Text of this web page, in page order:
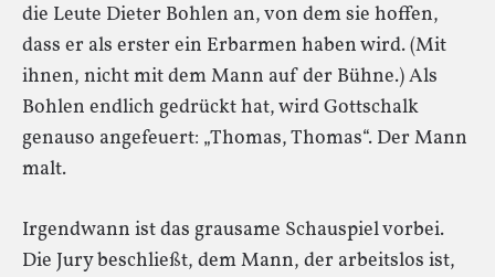
die Leute Dieter Bohlen an, von dem sie hoffen,
dass er als erster ein Erbarmen haben wird. (Mit
ihnen, nicht mit dem Mann auf der Bühne.) Als
Bohlen endlich gedrückt hat, wird Gottschalk
genauso angefeuert: „Thomas, Thomas“. Der Mann
malt.
Irgendwann ist das grausame Schauspiel vorbei.
Die Jury beschließt, dem Mann, der arbeitslos ist,